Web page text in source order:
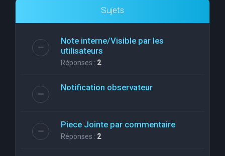
Sujets
Note interne/Visible par les
utilisateurs
Réponses : 2
Notification observateur
Piece Jointe par commentaire
Réponses : 2